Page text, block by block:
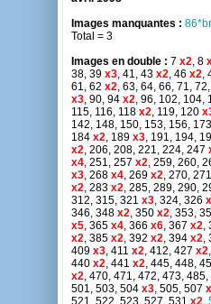
Images manquantes :
Total = 3
Images en double : 7 x2, 8
38, 39 x3, 41, 43 x2, 46 x2,
61, 62 x2, 63, 64, 66, 71,
x3, 90, 94 x2, 96, 102, 104,
115, 116, 118 x2, 119, 120
142, 148, 150, 153, 156, 173
184 x2, 189 x3, 191, 194,
x2, 206, 208, 221, 224, 247
x4, 251, 257 x2, 259, 260,
x3, 268 x4, 269 x2, 270,
x2, 283 x2, 285, 289, 290,
312, 315, 321 x3, 324, 326
346, 348 x2, 350 x2, 353,
x5, 365 x4, 366 x6, 367 x2,
x2, 385 x2, 392 x2, 394 x2,
409 x3, 411 x2, 412, 427 x2
440 x2, 441 x2, 445, 448,
x2, 470, 471, 472, 473, 485,
501, 503, 504 x3, 505, 507
521, 522, 523, 527, 531 x2,